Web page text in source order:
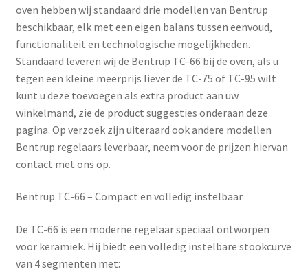
oven hebben wij standaard drie modellen van Bentrup
beschikbaar, elk met een eigen balans tussen eenvoud,
functionaliteit en technologische mogelijkheden.
Standaard leveren wij de Bentrup TC-66 bij de oven, als u
tegen een kleine meerprijs liever de TC-75 of TC-95 wilt
kunt u deze toevoegen als extra product aan uw
winkelmand, zie de product suggesties onderaan deze
pagina. Op verzoek zijn uiteraard ook andere modellen
Bentrup regelaars leverbaar, neem voor de prijzen hiervan
contact met ons op.
Bentrup TC-66 – Compact en volledig instelbaar
De TC-66 is een moderne regelaar speciaal ontworpen
voor keramiek. Hij biedt een volledig instelbare stookcurve
van 4 segmenten met: